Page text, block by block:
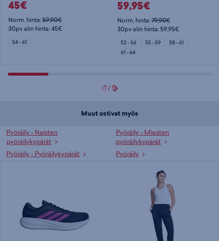
45€
Norm. hinta:59,90€
30pv alin hinta: 45€
54 - 61
59,95€
Norm. hinta:79,90€
30pv alin hinta: 59,95€
52 - 56 55 - 59
58 - 61
61 - 64
1 /5
Muut ostivat myös
Pyöräily - Naisten
pyöräilykypärät
Pyöräily - Miesten
pyöräilykypärät
Pyöräily - Pyöräilykypärät
Pyöräily